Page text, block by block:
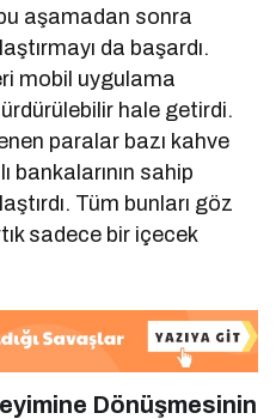
aşamadan sonra
da başardı.
mobil uygulama
hale getirdi.
paralar bazı kahve
bankalarının sahip
Tüm bunları göz
sadece bir içecek
Dönüşmesinin